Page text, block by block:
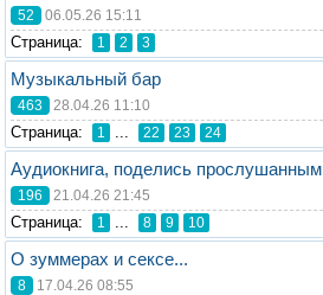
52 06.05.26 15:11
Стрaница: 1 2 3
Музыкальный бар
463 28.04.26 11:10
Стрaница: 1 22 23 24
Аудиокнига, поделись прослушанным
196 21.04.26 21:45
Стрaница: 1 8 9 10
О зуммерах и сексе...
8 17.04.26 08:55